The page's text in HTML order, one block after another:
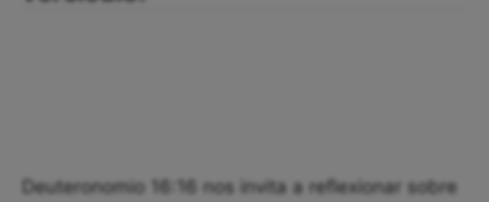
Deuteronomio 16:16 nos invita a reflexionar sobre